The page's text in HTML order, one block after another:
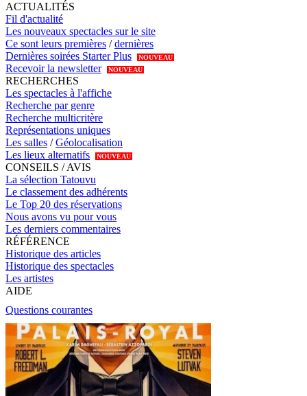
ACTUALITÉS
Fil d'actualité
Les nouveaux spectacles sur le site
Ce sont leurs premières /dernières
Dernières soirées Starter Plus
NOUVEAU
Recevoir la newsletter NOUVEAU
RECHERCHES
Les spectacles à l'affiche
Recherche par genre
Recherche multicritère
Représentations uniques
Les salles /Géolocalisation
Les lieux alternatifs
NOUVEAU
CONSEILS / AVIS
La sélection Tatouvu
Le classement des adhérents
Le Top 20 des réservations
Nous avons vu pour vous
Les derniers commentaires
RÉFÉRENCE
Historique des articles
Historique des spectacles
Les artistes
AIDE
Questions courantes